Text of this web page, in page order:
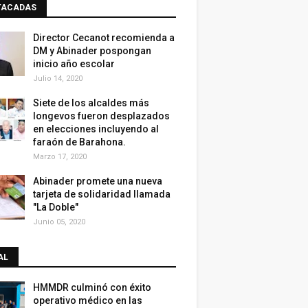
Director Cecanot recomienda a
DM y Abinader pospongan
inicio año escolar
Julio 14, 2020
Siete de los alcaldes más
longevos fueron desplazados
en elecciones incluyendo al
faraón de Barahona.
Marzo 17, 2020
Abinader promete una nueva
tarjeta de solidaridad llamada
"La Doble"
Junio 05, 2020
HMMDR culminó con éxito
operativo médico en las